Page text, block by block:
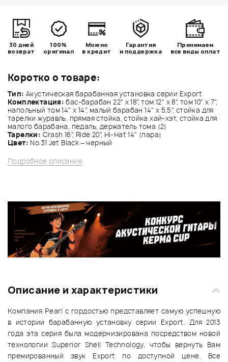
Коротко о товаре:
Тип: Акустическая барабанная установка серии Export
Комплектация:бас-барабан 22" x 18", том 12" x 8", том 10" x 7",
напольный том 14" x 14", малый барабан 14" х 5,5", стойка для
тарелки журавль, прямая стойка, стойка хай-хэт, стойка для
малого барабана, педаль, держатель тома (2)
Тарелки: Crash 16", Ride 20", Hi-Hat 14" (пара)
Цвет: No.31 Jet Black – черный
Подробное описание
30 дней
возврат
100%
оригинал
Можно
в кредит
Гарантия
и поддержка
Принимаем
все виды оплат
Описание и характеристики
Компания Pearl с гордостью представляет самую успешную
в истории барабанную установку серии Export. Для 2013
года эта серия была модернизирована посредством новой
технологии Superior Shell Technology, чтобы вернуть Вам
премированный звук Export по доступной цене. Все